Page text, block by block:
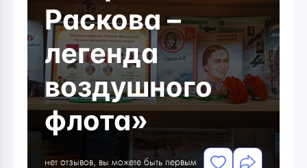
Раскова –
легенда
воздушного
флота»
нет отзывов, вы можете быть первым